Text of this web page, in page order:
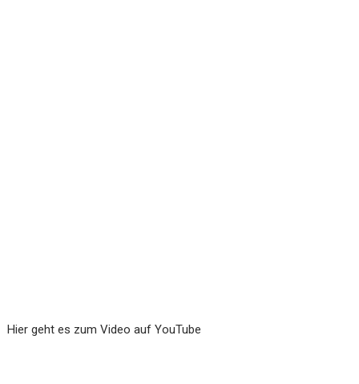
Hier geht es zum Video auf YouTube